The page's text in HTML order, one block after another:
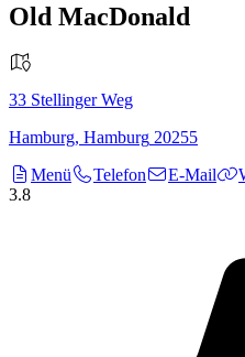
Old MacDonald
33 Stellinger Weg
Hamburg, Hamburg 20255
Menü
Telefon E-Mail
3.8